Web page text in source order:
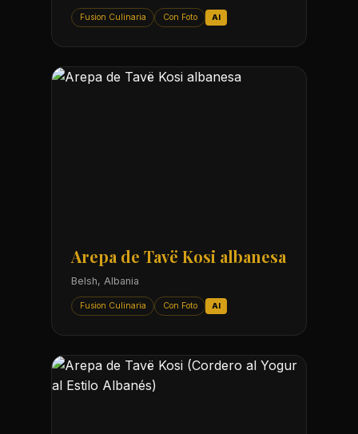
Fusion Culinaria Con Foto AI
Arepa de Tavë Kosi albanesa
Belsh, Albania
Fusion Culinaria Con Foto AI